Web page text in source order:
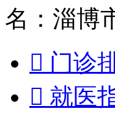
名：淄博
 门诊
 就医